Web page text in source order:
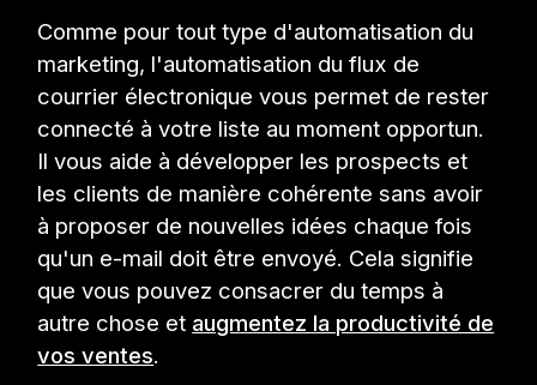
Comme pour tout type d'automatisation du
marketing, l'automatisation du flux de
courrier électronique vous permet de rester
connecté à votre liste au moment opportun.
Il vous aide à développer les prospects et
les clients de manière cohérente sans avoir
à proposer de nouvelles idées chaque fois
qu'un e-mail doit être envoyé. Cela signifie
que vous pouvez consacrer du temps à
autre chose et augmentez la productivité de
vos ventes.